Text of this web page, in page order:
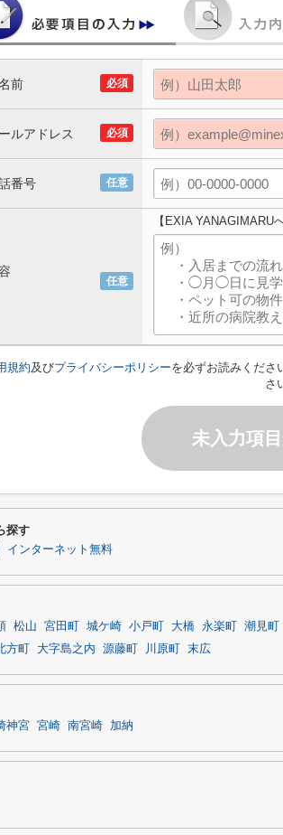
必須
前
必須
ルアドレス
任意
番号
任意
【EXIA YANAGIMARU
規約及びプライバシーポリシーを必ずお読みくださ
さ
未入力項
探す
インターネット無料
松山 宮田町 城ケ崎 小戸町 大橋 永楽町 潮見町
方町 大字島之内 源藤町 川原町 末広
神宮 宮崎 南宮崎 加納